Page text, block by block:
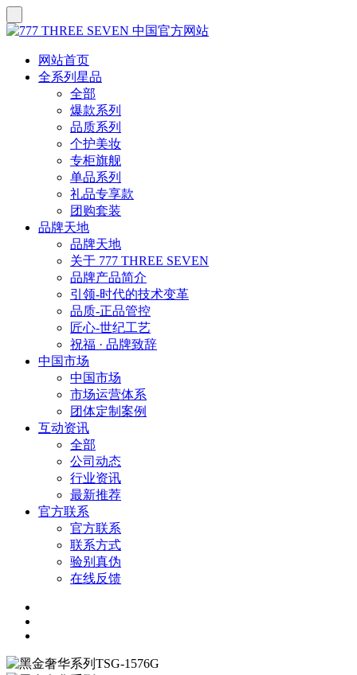
网站首页
全系列星品
全部
爆款系列
品质系列
个护美妆
专柜旗舰
单品系列
礼品专享款
团购套装
品牌天地
品牌天地
关于 777 THREE SEVEN
品牌产品简介
引领-时代的技术变革
品质-正品管控
匠心-世纪工艺
祝福 · 品牌致辞
中国市场
中国市场
市场运营体系
团体定制案例
互动资讯
全部
公司动态
行业资讯
最新推荐
官方联系
官方联系
联系方式
验别真伪
在线反馈